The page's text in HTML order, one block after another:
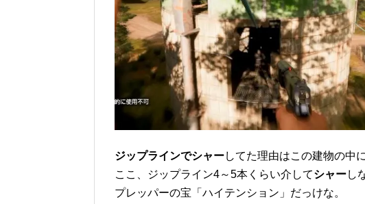
ジップラインでシャーしてた理由はこの建物の中
ここ、ジップライン4～5本くらい介してシャーし
プレッパーの宝「ハイテンション」だっけな。